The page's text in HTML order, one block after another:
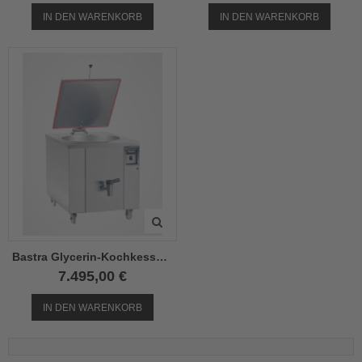
IN DEN WARENKORB IN DEN WARENKORB
Bastra Glycerin-Kochkessel 200 L
7.495,00 €
IN DEN WARENKORB